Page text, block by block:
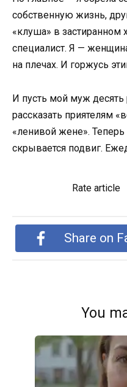
собственную жизнь,
«клуша» в застиранном
специалист. Я —
на плечах. И горжусь
И пусть мой муж
рассказать приятелям
«ленивой жене». Теперь
скрывается подвиг.
Rate article
Share on
You